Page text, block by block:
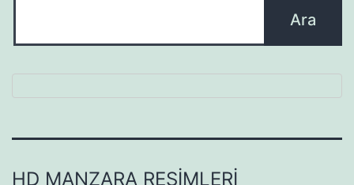
HD MANZARA RESIMLERI